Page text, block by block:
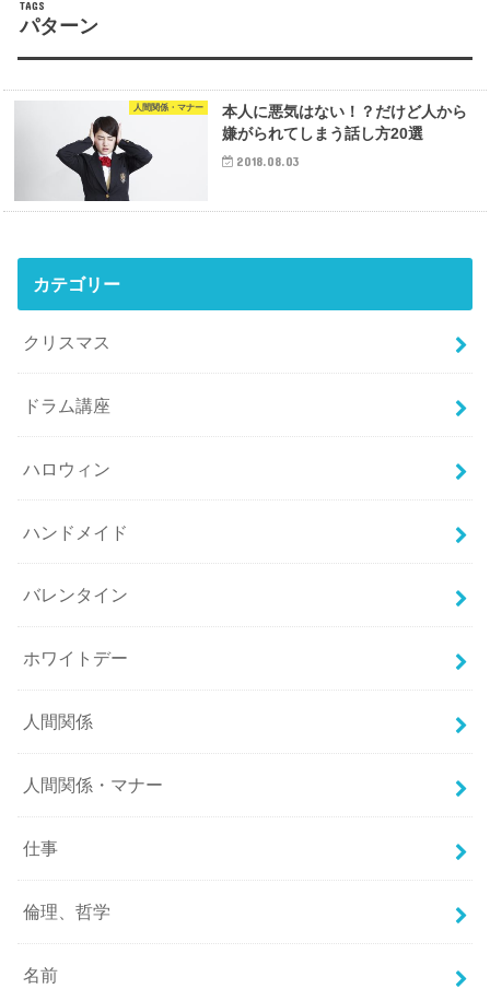
パターン
人間関係・マナー
本人に悪気はない！？だけど人から
嫌がられてしまう話し方20選
2018.08.03
カテゴリー
クリスマス
ドラム講座
ハロウィン
ハンドメイド
バレンタイン
ホワイトデー
人間関係
人間関係・マナー
仕事
倫理、哲学
名前